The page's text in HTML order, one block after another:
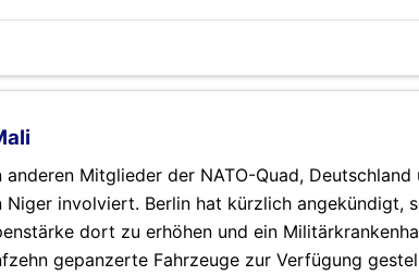
Mitglieder der NATO-Quad,
involviert. Berlin hat kürzlich angekündigt,
dort zu erhöhen und ein
gepanzerte Fahrzeuge zur Verfügung